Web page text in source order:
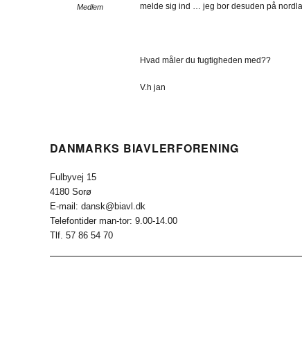
Medlem
melde sig ind … jeg bor desuden på
Hvad måler du fugtigheden med??
V.h jan
DANMARKS BIAVLERFORENING
Fulbyvej 15
4180 Sorø
E-mail: dansk@biavl.dk
Telefontider man-tor: 9.00-14.00
Tlf. 57 86 54 70